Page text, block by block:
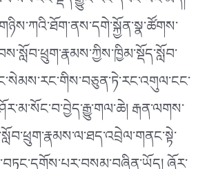
རྒན་ལགས་